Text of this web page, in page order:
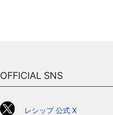
OFFICIAL SNS
レシップ 公式 X